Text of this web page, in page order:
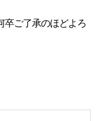
卒ご了承のほどよろ